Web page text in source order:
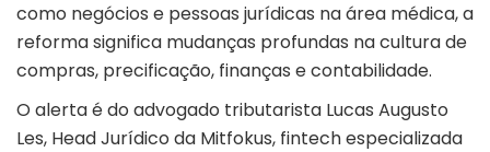
como negócios e pessoas jurídicas na área médica, a
reforma significa mudanças profundas na cultura de
compras, precificação, finanças e contabilidade.
O alerta é do advogado tributarista Lucas Augusto
Les, Head Jurídico da Mitfokus, fintech especializada